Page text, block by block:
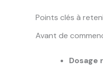
Points clés à
Avant de
Dosage